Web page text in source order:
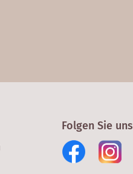
Folgen Sie uns